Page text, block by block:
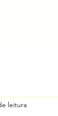
leitura